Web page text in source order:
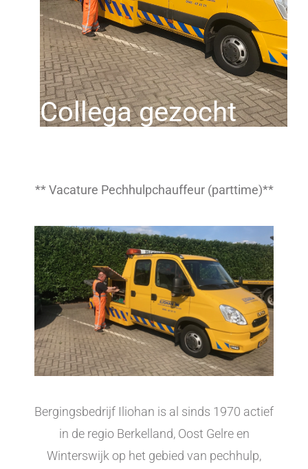
Collega gezocht
** Vacature Pechhulpchauffeur (parttime)**
Bergingsbedrijf Iliohan is al sinds 1970 actief
in de regio Berkelland, Oost Gelre en
Winterswijk op het gebied van pechhulp,